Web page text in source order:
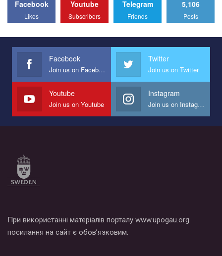
Facebook
Likes
Youtube
Subscribers
Telegram
Friends
5,106
Posts
Facebook
Join us on Facebook
Twitter
Join us on Twitter
Youtube
Join us on Youtube
Instagram
Join us on Instagram
При використанні матеріалів порталу www.upogau.org
посилання на сайт є обов’язковим.